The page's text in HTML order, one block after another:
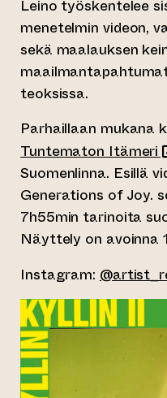
Leino työskentelee
menetelmin videon,
sekä maalauksen
teoksissa.
Parhaillaan mukana
Tuntematon Itämeri
Suomenlinna. Esillä
Generations of Joy.
7h55min tarinoita
Näyttely on avoinna
Instagram: